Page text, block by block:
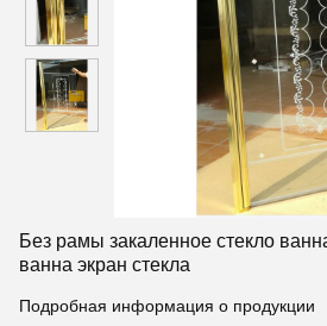
Без рамы закаленное стекло
ванна экран стекла
Подробная информация о продукции